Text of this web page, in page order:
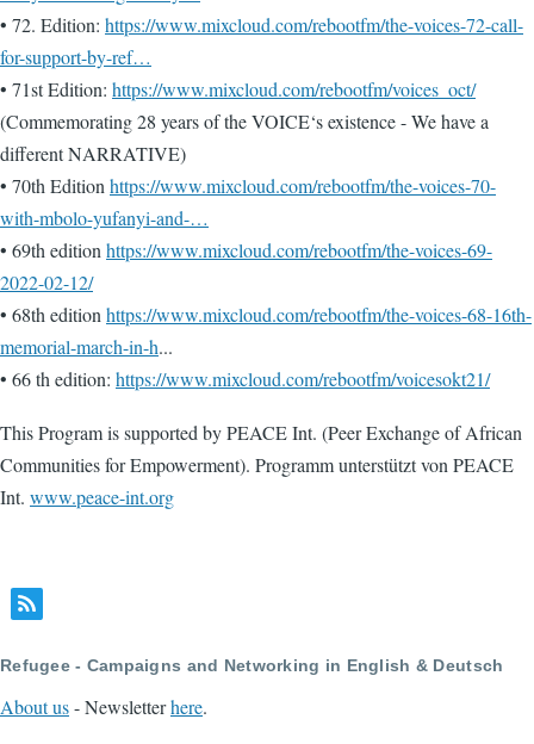
• 72. Edition: https://www.mixcloud.com/rebootfm/the-voices-72-call-
for-support-by-ref…
• 71st Edition: https://www.mixcloud.com/rebootfm/voices_oct/
(Commemorating 28 years of the VOICE‘s existence - We have a
different NARRATIVE)
• 70th Edition https://www.mixcloud.com/rebootfm/the-voices-70-
with-mbolo-yufanyi-and-…
• 69th edition https://www.mixcloud.com/rebootfm/the-voices-69-
2022-02-12/
• 68th edition https://www.mixcloud.com/rebootfm/the-voices-68-16th-
memorial-march-in-h...
• 66 th edition: https://www.mixcloud.com/rebootfm/voicesokt21/
This Program is supported by PEACE Int. (Peer Exchange of African
Communities for Empowerment). Programm unterstützt von PEACE
Int. www.peace-int.org
Refugee - Campaigns and Networking in English & Deutsch
About us- Newsletterhere.